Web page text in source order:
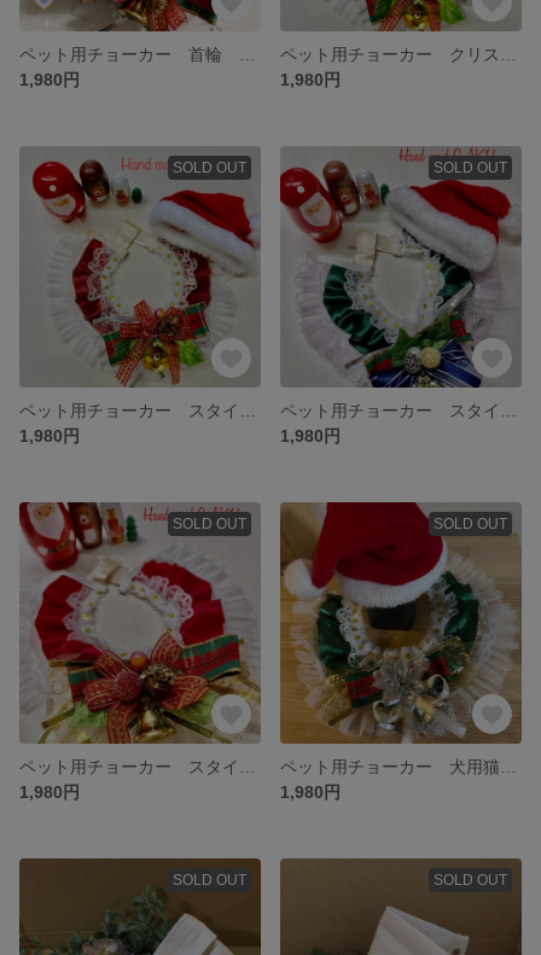
1,980円
1,980円
SOLD OUT
1,980円
SOLD OUT
1,980円
SOLD OUT
1,980円
SOLD OUT
1,980円
SOLD OUT SOLD OUT